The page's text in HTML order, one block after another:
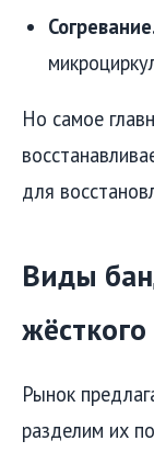
Но самое
для
Виды
Рынок
разделим их